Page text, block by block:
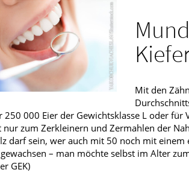
vor Ort!
Männerkrankheiten
Mit den
250 000 Eier der Gewichtsklasse L oder
nur zum Zerkleinern und Zermahlen der
darf sein, wer auch mit 50 noch mit
– man möchte selbst im Alter
GEK)